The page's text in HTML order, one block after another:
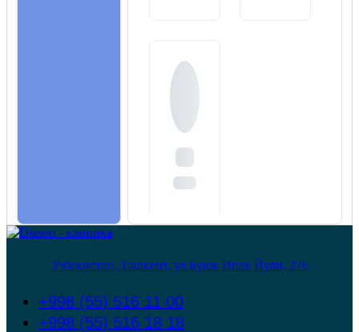
Узбекистан, Ташкент, ул Буюк Ипак Йули, 276
+998 (55) 516 11 00
+998 (55) 516 18 18